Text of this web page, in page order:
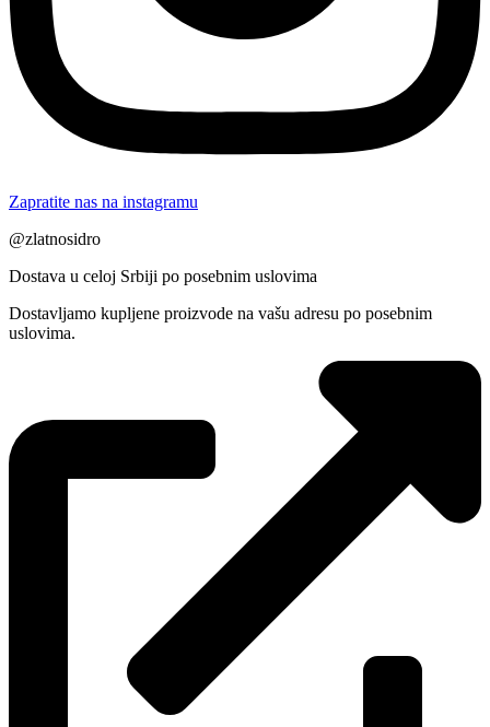
Zapratite nas na instagramu
@zlatnosidro
Dostava u celoj Srbiji po posebnim uslovima
Dostavljamo kupljene proizvode na vašu adresu po posebnim
uslovima.